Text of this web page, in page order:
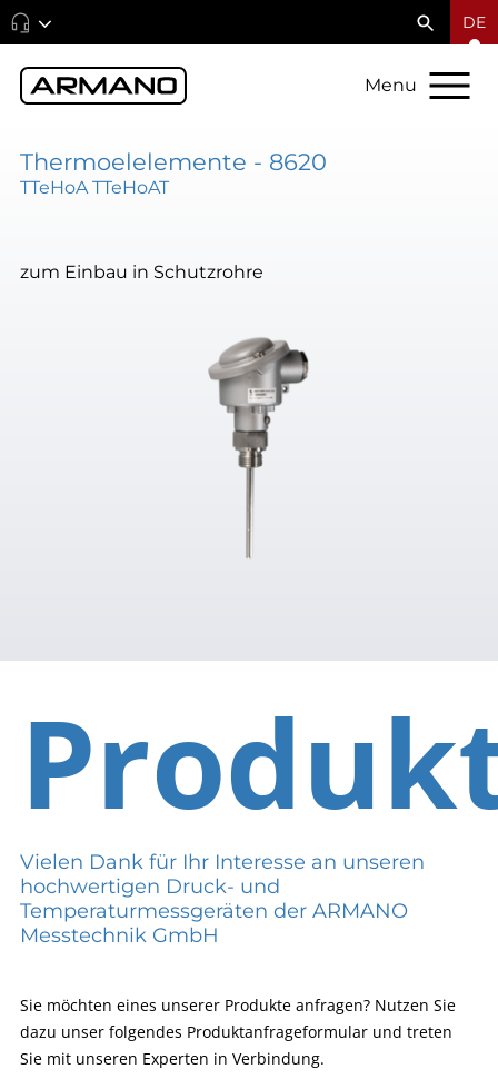
DE
Menu
Thermoelelemente - 8620
TTeHoA TTeHoAT
zum Einbau in Schutzrohre
Vielen Dank für Ihr Interesse an unseren
hochwertigen Druck- und
Temperaturmessgeräten der ARMANO
Messtechnik GmbH
Sie möchten eines unserer Produkte anfragen? Nutzen Sie
dazu unser folgendes Produktanfrageformular und treten
Sie mit unseren Experten in Verbindung.